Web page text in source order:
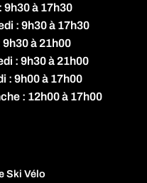
9h30 à 17h30
: 9h30 à 17h30
9h30 à 21h00
: 9h30 à 21h00
: 9h00 à 17h00
: 12h00 à 17h00
Ski Vélo